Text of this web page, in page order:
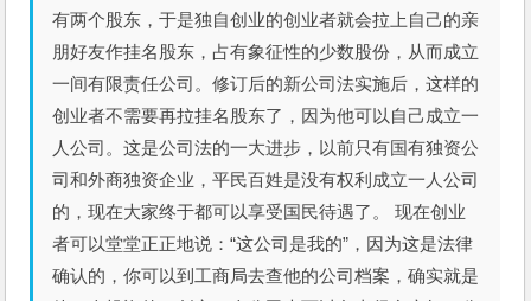
有两个股东，于是独自创业的创业者就会拉上自己的亲
朋好友作挂名股东，占有象征性的少数股份，从而成立
一间有限责任公司。修订后的新公司法实施后，这样的
创业者不需要再拉挂名股东了，因为他可以自己成立一
人公司。这是公司法的一大进步，以前只有国有独资公
司和外商独资企业，平民百姓是没有权利成立一人公司
的，现在大家终于都可以享受国民待遇了。 现在创业
者可以堂堂正正地说：“这公司是我的”，因为这是法律
确认的，你可以到工商局去查他的公司档案，确实就是